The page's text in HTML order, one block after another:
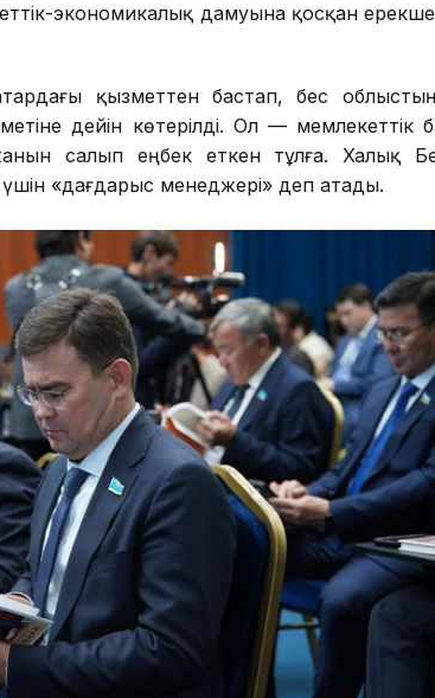
экономикалық дамуына қосқан ерекше
қызметтен бастап, бес облыстың
дейін көтерілді. Ол — мемлекеттік
салып еңбек еткен тұлға. Халық
«дағдарыс менеджері» деп атады.